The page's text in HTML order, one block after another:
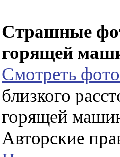
Страшные
горящей
Смотреть
близкого
горящей
Авторские